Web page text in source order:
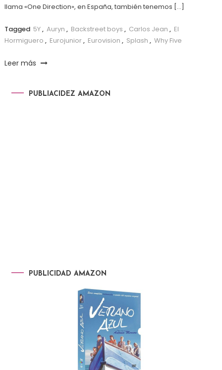
llama «One Direction», en España, también tenemos […]
Tagged 5Y, Auryn , Backstreet boys , Carlos Jean , El
Hormiguero , Eurojunior, Eurovision , Splash , Why Five
Leer más
PUBLIACIDEZ AMAZON
PUBLICIDAD AMAZON